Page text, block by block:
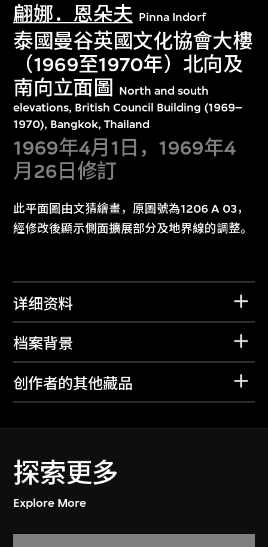
翩娜．恩朵夫 Pinna Indorf
泰國曼谷英國文化協會大樓
（1969至1970年）北向及
南向立面圖
North and south
elevations, British Council Building (1969–
1970), Bangkok, Thailand
1969年4月1日，1969年4
月26日修訂
此平面圖由文猜繪畫，原圖號為1206 A 03，
經修改後顯示側面擴展部分及地界線的調整。
详细资料
档案背景
创作者的其他藏品
探索更多
Explore More